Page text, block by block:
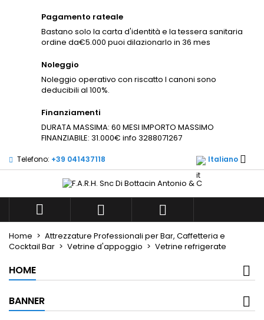
Pagamento rateale
Bastano solo la carta d'identità e la tessera sanitaria
ordine da€5.000 puoi dilazionarlo in 36 mes
Noleggio
Noleggio operativo con riscatto I canoni sono
deducibili al 100%.
Finanziamenti
DURATA MASSIMA: 60 MESI IMPORTO MASSIMO
FINANZIABILE: 31.000€ info 3288071267
Telefono: +39 041437118 Italiano 
  
Home
Attrezzature Professionali per Bar, Caffetteria e
Cocktail Bar
Vetrine d'appoggio Vetrine refrigerate
HOME
BANNER
Aggiungi alla lista dei
desideri
×
Create new list
((modalTitle)) ×
((cancelText))
((title)) ×
((cancelText))
Accedi ×
prodotti nella tua lista dei desideri.